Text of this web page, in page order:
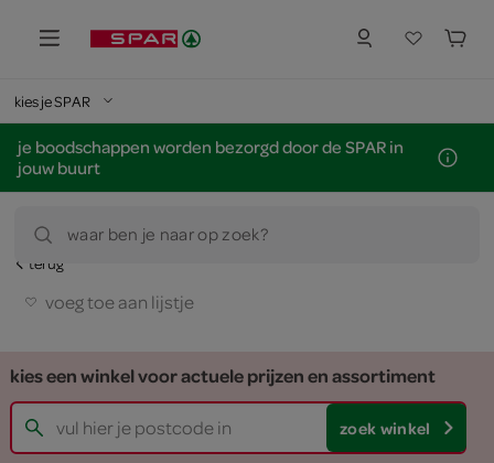
kies je SPAR
je boodschappen worden bezorgd door de SPAR in
jouw buurt
waar ben je naar op zoek?
terug
voeg toe aan lijstje
kies een winkel voor actuele prijzen en assortiment
zoek winkel